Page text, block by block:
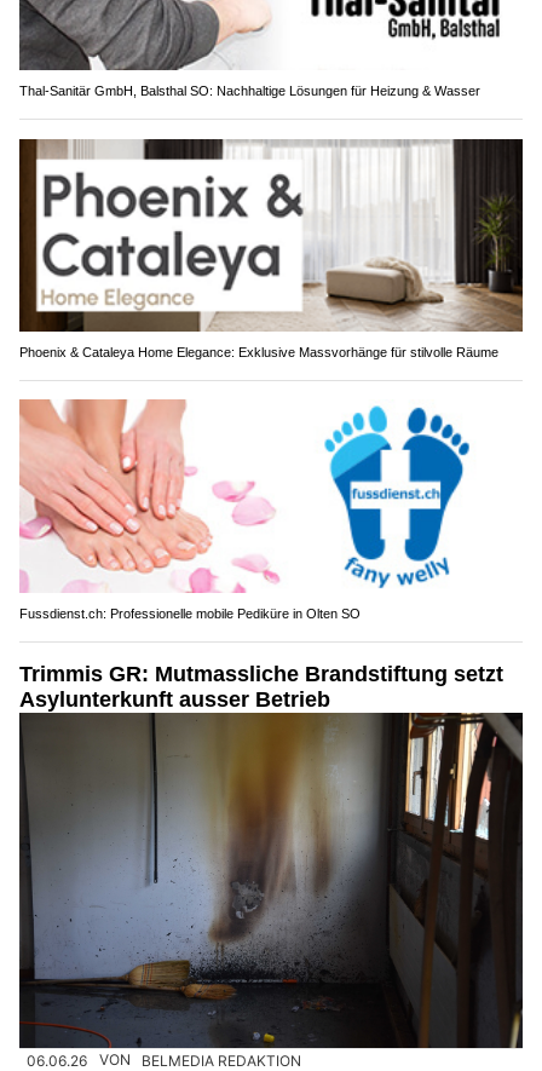
Thal-Sanitär GmbH, Balsthal SO: Nachhaltige Lösungen für Heizung & Wasser
Phoenix & Cataleya Home Elegance: Exklusive Massvorhänge für stilvolle Räume
Fussdienst.ch: Professionelle mobile Pediküre in Olten SO
Trimmis GR: Mutmassliche Brandstiftung setzt
Asylunterkunft ausser Betrieb
06.06.26 VON BELMEDIA REDAKTION